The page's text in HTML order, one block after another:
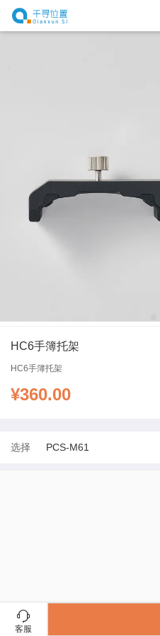
HC6手簿托架
HC6手簿托架
¥360.00
选择 PCS-M61
客服